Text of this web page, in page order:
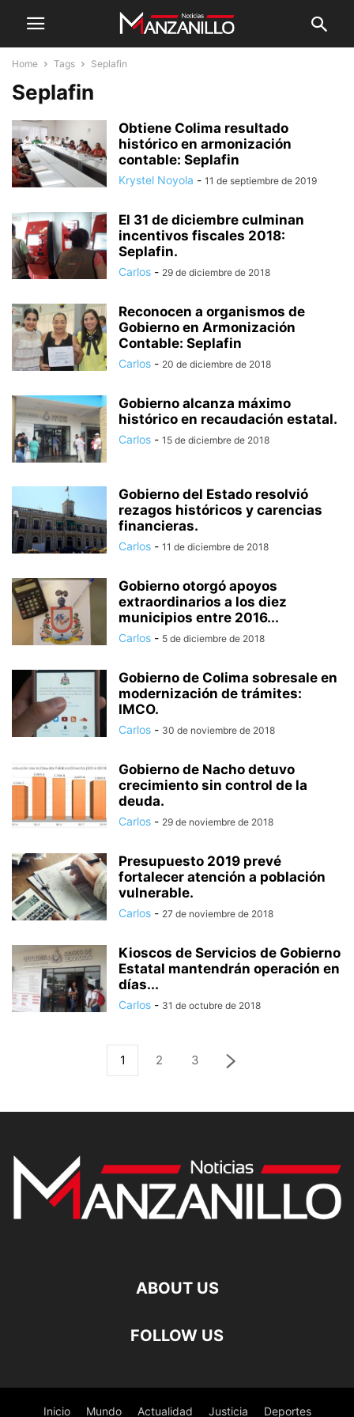
Home Tags Seplafin
Seplafin
Obtiene Colima resultado
histórico en armonización
contable: Seplafin
Krystel Noyola - 11 de septiembre de 2019
El 31 de diciembre culminan
incentivos fiscales 2018:
Seplafin.
Carlos - 29 de diciembre de 2018
Reconocen a organismos de
Gobierno en Armonización
Contable: Seplafin
Carlos - 20 de diciembre de 2018
Gobierno alcanza máximo
histórico en recaudación estatal.
Carlos - 15 de diciembre de 2018
Gobierno del Estado resolvió
rezagos históricos y carencias
financieras.
Carlos - 11 de diciembre de 2018
Gobierno otorgó apoyos
extraordinarios a los diez
municipios entre 2016...
Carlos - 5 de diciembre de 2018
Gobierno de Colima sobresale en
modernización de trámites:
IMCO.
Carlos - 30 de noviembre de 2018
Gobierno de Nacho detuvo
crecimiento sin control de la
deuda.
Carlos - 29 de noviembre de 2018
Presupuesto 2019 prevé
fortalecer atención a población
vulnerable.
Carlos - 27 de noviembre de 2018
Kioscos de Servicios de Gobierno
Estatal mantendrán operación en
días...
Carlos - 31 de octubre de 2018
1 2 3
ABOUT US
FOLLOW US
Inicio Mundo Actualidad Justicia Deportes